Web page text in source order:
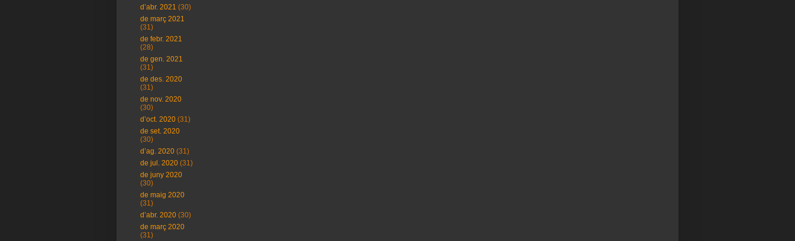
d’abr. 2021 (30)
de març 2021
(31)
de febr. 2021
(28)
de gen. 2021
(31)
de des. 2020
(31)
de nov. 2020
(30)
d’oct. 2020 (31)
de set. 2020
(30)
d’ag. 2020 (31)
de jul. 2020 (31)
de juny 2020
(30)
de maig 2020
(31)
d’abr. 2020 (30)
de març 2020
(31)